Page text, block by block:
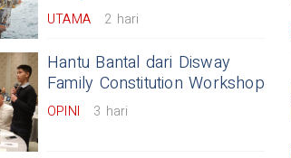
UTAMA 2 hari
Hantu Bantal dari Disway
Family Constitution Workshop
OPINI 3 hari